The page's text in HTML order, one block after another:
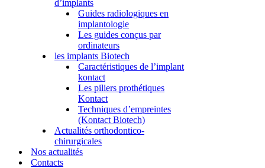
d’implants
Guides radiologiques en
implantologie
Les guides conçus par
ordinateurs
les implants Biotech
Caractéristiques de l’implant
kontact
Les piliers prothétiques
Kontact
Techniques d’empreintes
(Kontact Biotech)
Actualités orthodontico-
chirurgicales
Nos actualités
Contacts